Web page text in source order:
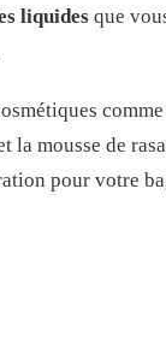
liquides que
mousse de
pour votre